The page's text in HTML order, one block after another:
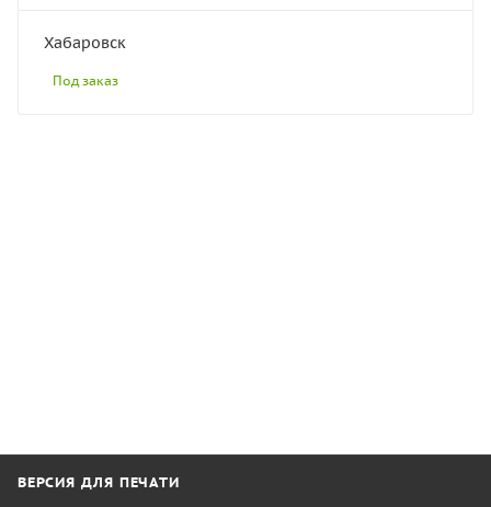
Хабаровск
Под заказ
ВЕРСИЯ ДЛЯ ПЕЧАТИ